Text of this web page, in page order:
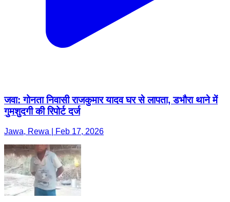
जवा: गोनता निवासी राजकुमार यादव घर से लापता, डभौरा थाने में
गुमशुदगी की रिपोर्ट दर्ज
Jawa, Rewa | Feb 17, 2026